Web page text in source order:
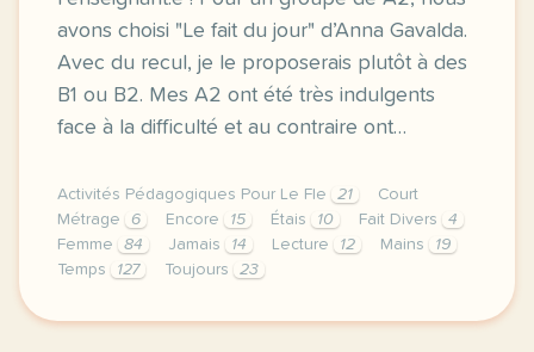
avons choisi "Le fait du jour" d’Anna Gavalda.
Avec du recul, je le proposerais plutôt à des
B1 ou B2. Mes A2 ont été très indulgents
face à la difficulté et au contraire ont…
Activités Pédagogiques Pour Le Fle 21
Court
Métrage
6 Encore 15 Étais 10 Fait Divers
4
Femme
84 Jamais 14 Lecture 12 Mains
19
Temps
127 Toujours 23
un club lecture en classe de fle c est motivant